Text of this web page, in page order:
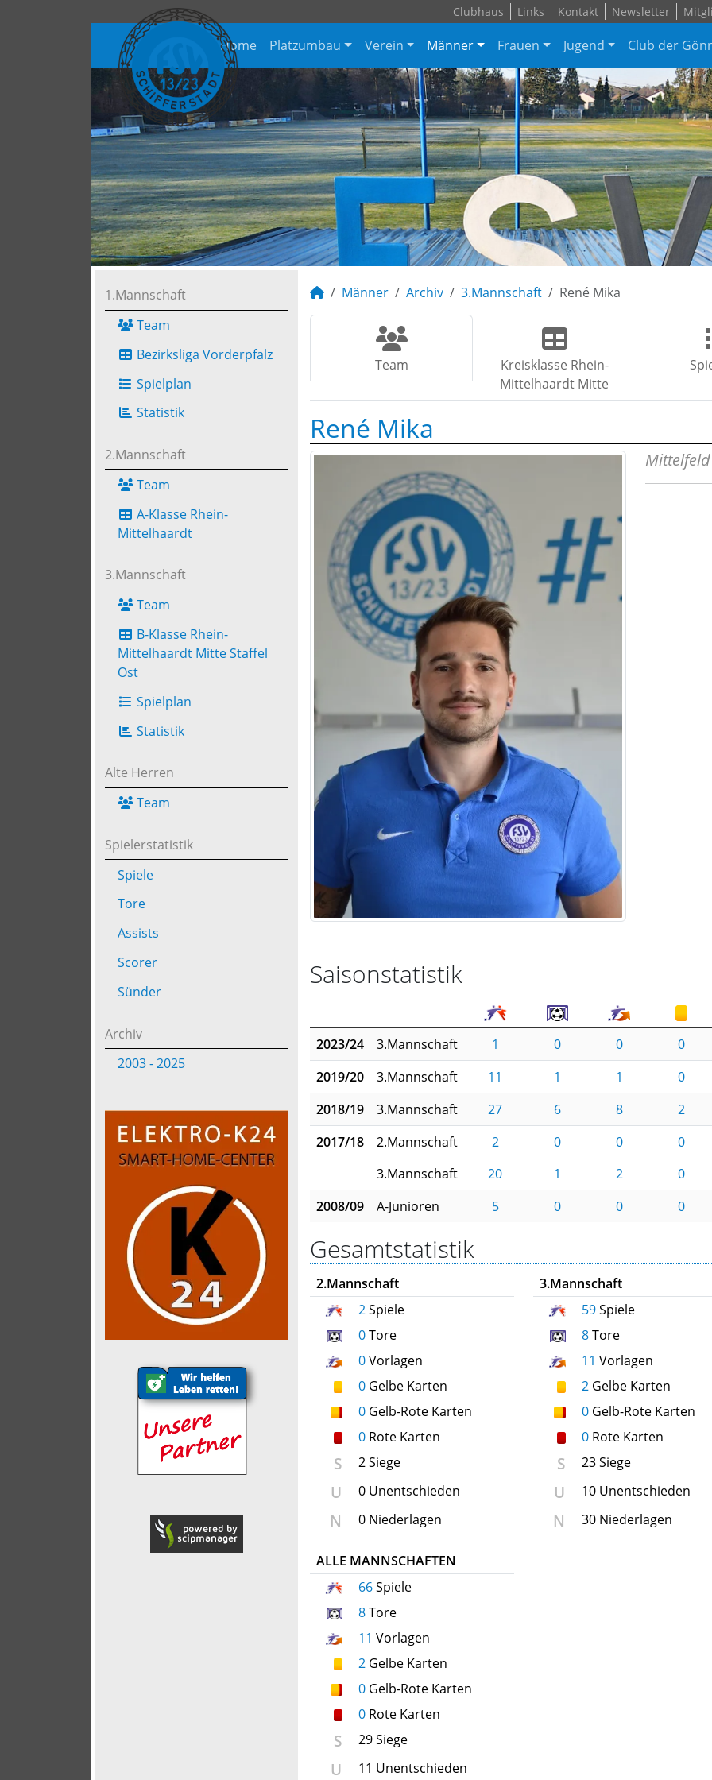
Clubhaus Links Kontakt Newsletter
Home Platzumbau Verein Männer Frauen Jugend Club der
1.Mannschaft
Team
Bezirksliga Vorderpfalz
Spielplan
Statistik
2.Mannschaft
Team
A-Klasse Rhein-
Mittelhaardt
3.Mannschaft
Team
B-Klasse Rhein-
Mittelhaardt Mitte Staffel
Ost
Spielplan
Statistik
Alte Herren
Team
Spielerstatistik
Spiele
Tore
Assists
Scorer
Sünder
Archiv
2003 - 2025
Männer Archiv 3.Mannschaft René Mika
Team
Kreisklasse Rhein-
Mittelhaardt Mitte
René Mika
Mittelfeld
Saisonstatistik
2023/24 3.Mannschaft 1 0 0 0
2019/20
3.Mannschaft 11 1 1 0
2018/19
3.Mannschaft 27 6 8 2
2017/18
2.Mannschaft 2 0 0 0
3.Mannschaft
20 1 2 0
2008/09
A-Junioren 5 0 0 0
Gesamtstatistik
2.Mannschaft
2Spiele
0Tore
0Vorlagen
0 Gelbe Karten
0 Gelb-Rote Karten
0 Rote Karten
S 2 Siege
U 0 Unentschieden
N 0 Niederlagen
3.Mannschaft
59Spiele
8Tore
11 Vorlagen
2 Gelbe Karten
0 Gelb-Rote Karten
0 Rote Karten
S 23 Siege
U 10 Unentschieden
N 30 Niederlagen
ALLE MANNSCHAFTEN
66Spiele
8Tore
11 Vorlagen
2 Gelbe Karten
0 Gelb-Rote Karten
0 Rote Karten
S 29 Siege
U 11 Unentschieden